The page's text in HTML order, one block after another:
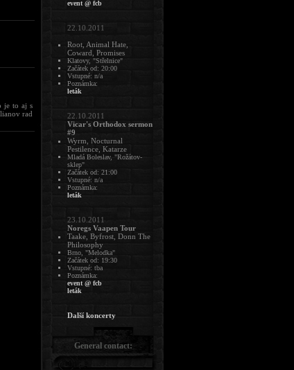
je to aj s
rad
event @ fcb
22.10.2011
Root, Animal Hate,
Coward, Promises
Klatovy, "Střelnice"
Začátek od: 20:00
Vstupné: n/a
Poznámka:
leták
22.10.2011
Vicar's Orthodox sermon
#9
Wyrm, Nocturnal
Pestilence, Katarze
Mladá Boleslav, "Rožátov-
sklep"
Začátek od: 21:00
Vstupné: n/a
Poznámka:
leták
23.10.2011
Noregs Vaapen Tour
Taake, Byfrost, Donn The
Philosophy
Brno, "Melodka"
Začátek od: 19:30
Vstupné: tba
Poznámka:
event @ fcb
leták
Další koncerty
General contact: